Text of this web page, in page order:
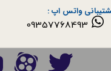
09357768493
واتس اپ :